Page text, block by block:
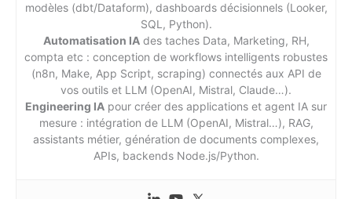
modèles (dbt/Dataform), dashboards décisionnels (Looker,
SQL, Python).
Automatisation IAdes taches Data, Marketing, RH,
compta etc : conception de workflows intelligents robustes
(n8n, Make, App Script, scraping) connectés aux API de
vos outils et LLM (OpenAI, Mistral, Claude…).
Engineering IA pour créer des applications et agent IA sur
mesure : intégration de LLM (OpenAI, Mistral…), RAG,
assistants métier, génération de documents complexes,
APIs, backends Node.js/Python.